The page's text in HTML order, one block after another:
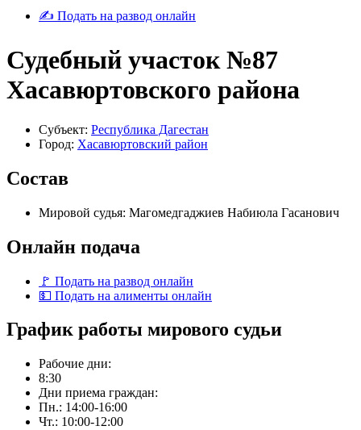
✍ Подать на развод онлайн
Судебный участок №87
Хасавюртовского района
Субъект: Республика Дагестан
Город: Хасавюртовский район
Состав
Мировой судья: Магомедгаджиев Набиюла Гасанович
Онлайн подача
🚩 Подать на развод онлайн
💵 Подать на алименты онлайн
График работы мирового судьи
Рабочие дни:
8:30
Дни приема граждан:
Пн.: 14:00-16:00
Чт.: 10:00-12:00